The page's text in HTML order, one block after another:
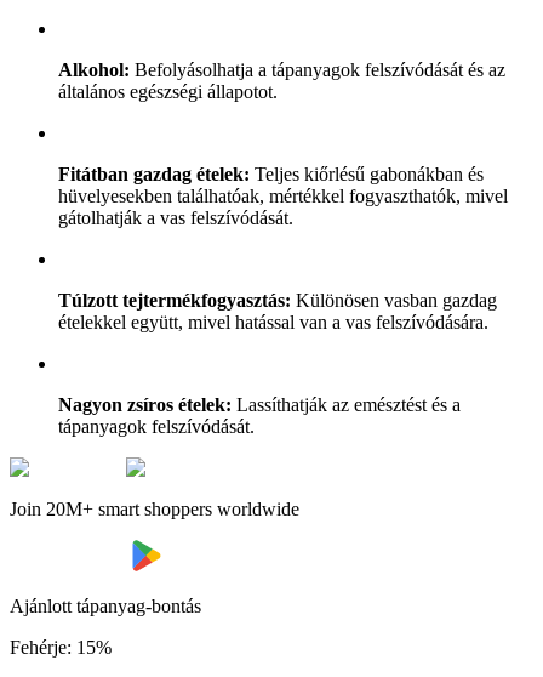
Alkohol: Befolyásolhatja a tápanyagok felszívódását és az
általános egészségi állapotot.
Fitátban gazdag ételek: Teljes kiőrlésű gabonákban és
hüvelyesekben találhatóak, mértékkel fogyaszthatók, mivel
gátolhatják a vas felszívódását.
Túlzott tejtermékfogyasztás: Különösen vasban gazdag
ételekkel együtt, mivel hatással van a vas felszívódására.
Nagyon zsíros ételek: Lassíthatják az emésztést és a
tápanyagok felszívódását.
Join 20M+ smart shoppers worldwide
Ajánlott tápanyag-bontás
Fehérje: 15%